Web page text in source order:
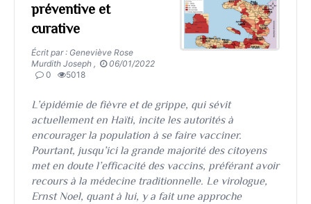
préventive et
curative
Écrit par : Geneviève Rose
Murdith Joseph ,
06/01/2022
0
5018
L’épidémie de fièvre et de grippe, qui sévit
actuellement en Haïti, incite les autorités à
encourager la population à se faire vacciner.
Pourtant, jusqu’ici la grande majorité des citoyens
met en doute l’efficacité des vaccins, préférant avoir
recours à la médecine traditionnelle. Le virologue,
Ernst Noel, quant à lui, y a fait une approche